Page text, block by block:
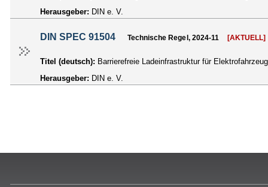
Herausgeber: DIN e. V.
DIN SPEC 91504 Technische Regel, 2024-11 [AKTUELL]
Titel (deutsch): Barrierefreie Ladeinfrastruktur für
Herausgeber: DIN e. V.